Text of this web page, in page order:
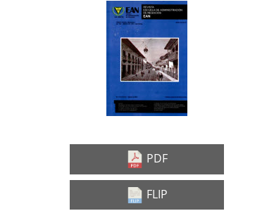
Barra
lateral
artículo
PDF
FLIP